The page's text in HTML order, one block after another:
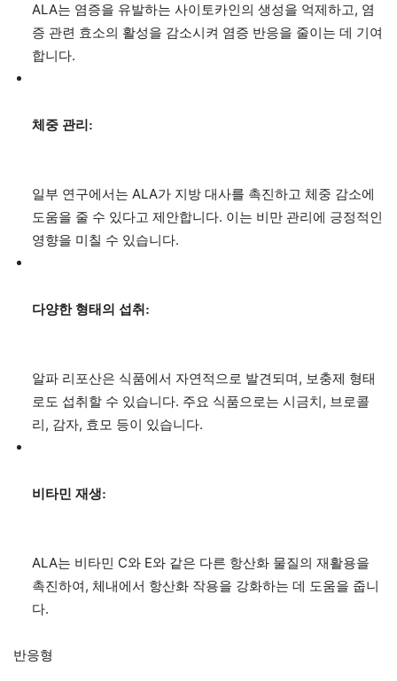
ALA는 염증을 유발하는 사이토카인의 생성을 억제하고, 염
증 관련 효소의 활성을 감소시켜 염증 반응을 줄이는 데 기여
합니다.
체중 관리:
일부 연구에서는 ALA가 지방 대사를 촉진하고 체중 감소에
도움을 줄 수 있다고 제안합니다. 이는 비만 관리에 긍정적인
영향을 미칠 수 있습니다.
다양한 형태의 섭취:
알파 리포산은 식품에서 자연적으로 발견되며, 보충제 형태
로도 섭취할 수 있습니다. 주요 식품으로는 시금치, 브로콜
리, 감자, 효모 등이 있습니다.
비타민 재생:
ALA는 비타민 C와 E와 같은 다른 항산화 물질의 재활용을
촉진하여, 체내에서 항산화 작용을 강화하는 데 도움을 줍니
다.
반응형